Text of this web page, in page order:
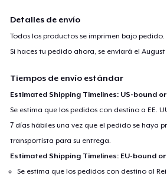
Detalles de envío
Todos los productos se imprimen bajo pedido.
Si haces tu pedido ahora, se enviará elAugust
Tiempos de envío estándar
Estimated Shipping Timelines: US-bound
Se estima que los pedidos con destino a EE.
7 días hábiles una vez que el pedido se haya
transportista para su entrega.
Estimated Shipping Timelines: EU-bound
Se estima que los pedidos con destino al